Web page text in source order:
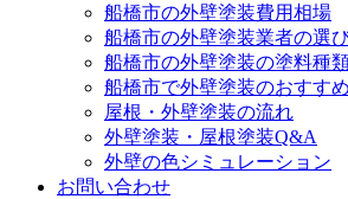
船橋市の外壁塗装費用相場
船橋市の外壁塗装業者の選
船橋市の外壁塗装の塗料種
船橋市で外壁塗装のおすす
屋根・外壁塗装の流れ
外壁塗装・屋根塗装Q&A
外壁の色シミュレーション
お問い合わせ